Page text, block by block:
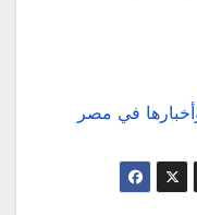
وأخبارها في مصر